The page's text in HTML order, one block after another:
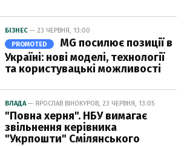
БІЗНЕС — 23 ЧЕРВНЯ, 13:00
PROMOTED
MG посилює позиції в
Україні: нові моделі, технології
та користувацькі можливості
ВЛАДА— ЯРОСЛАВ ВІНОКУРОВ, 23 ЧЕРВНЯ, 13:05
"Повна херня". НБУ вимагає
звільнення керівника
"Укрпошти" Смілянського